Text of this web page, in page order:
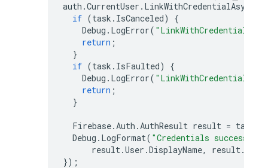
auth .CurrentUser . LinkWithCredentialAsync
if (task . IsCanceled)
{
Debug . LogError(
return ;
}
if (task . IsFaulted)
{
Debug . LogError(
return ;
}
Firebase.Auth .AuthResult result = task
Debug . LogFormat( "Credentials
result.User .DisplayName, result.
});